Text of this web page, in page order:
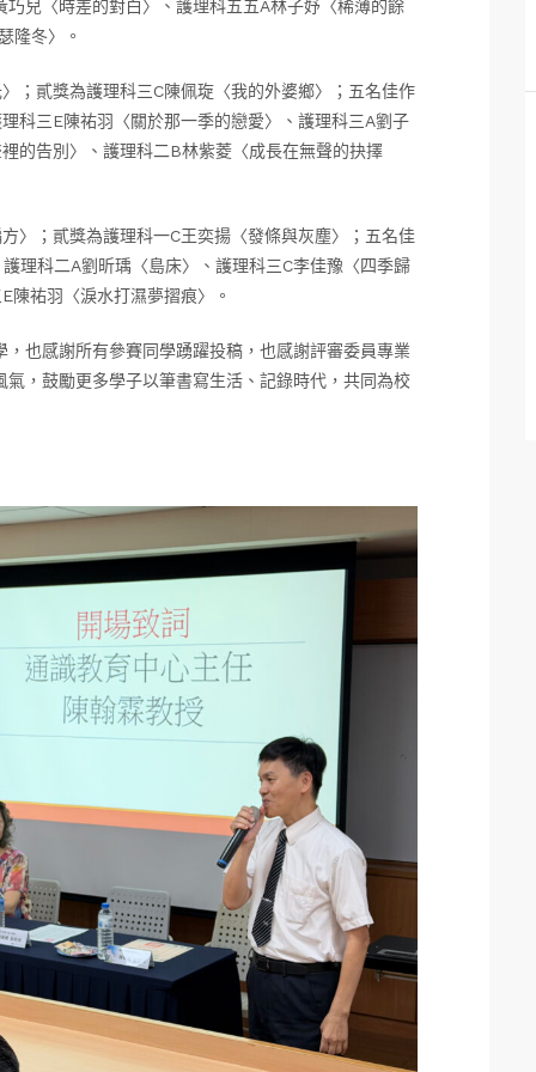
兒〈時差的對白〉、護理科五五A林子妤〈稀薄的餘
隆冬〉。
；貳獎為護理科三C陳佩琁〈我的外婆鄉〉；五名佳作
科三E陳祐羽〈關於那一季的戀愛〉、護理科三A劉子
的告別〉、護理科二B林紫菱〈成長在無聲的抉擇
〉；貳獎為護理科一C王奕揚〈發條與灰塵〉；五名佳
理科二A劉昕瑀〈島床〉、護理科三C李佳豫〈四季歸
陳祐羽〈淚水打濕夢摺痕〉。
也感謝所有參賽同學踴躍投稿，也感謝評審委員專業
，鼓勵更多學子以筆書寫生活、記錄時代，共同為校